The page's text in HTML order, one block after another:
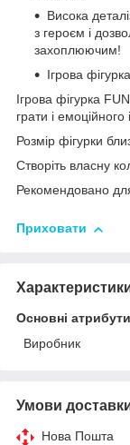
Висока
з героєм і
захоплюючим!
Ігрова
Ігрова фігурка
грати і емоційного
Розмір фігурки
Створіть власну
Рекомендовано
Приховати
Основні атрибути
Виробник
Умови
Нова Пошта